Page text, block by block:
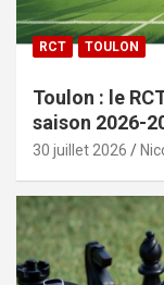
RCT TOULON
Toulon : le
saison 2026-
30 juillet 2026